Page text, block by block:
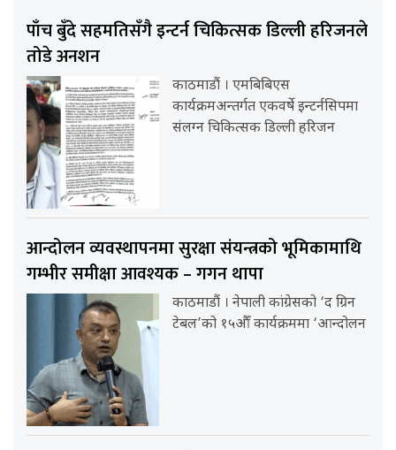
पाँच बुँदे सहमतिसँगै इन्टर्न चिकित्सक डिल्ली हरिजनले
तोडे अनशन
काठमाडौं । एमबिबिएस
कार्यक्रमअन्तर्गत एकवर्षे इन्टर्नसिपमा
संलग्न चिकित्सक डिल्ली हरिजन
आन्दोलन व्यवस्थापनमा सुरक्षा संयन्त्रको भूमिकामाथि
गम्भीर समीक्षा आवश्यक – गगन थापा
काठमाडौं । नेपाली कांग्रेसको ‘द ग्रिन
टेबल’को १५औँ कार्यक्रममा ‘आन्दोलन